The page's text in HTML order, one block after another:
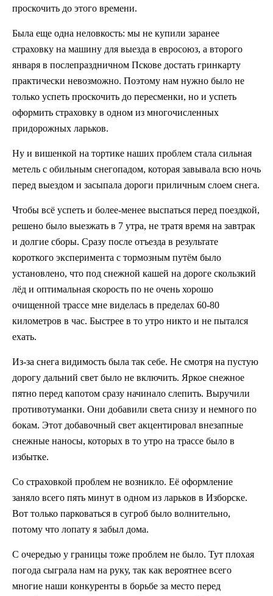
проскочить до этого времени.
Была еще одна неловкость: мы не купили заранее
страховку на машину для выезда в евросоюз, а второго
января в послепраздничном Пскове достать гринкарту
практически невозможно. Поэтому нам нужно было не
только успеть проскочить до пересменки, но и успеть
оформить страховку в одном из многочисленных
придорожных ларьков.
Ну и вишенкой на тортике наших проблем стала сильная
метель с обильным снегопадом, которая завывала всю ночь
перед выездом и засыпала дороги приличным слоем снега.
Чтобы всё успеть и более-менее выспаться перед поездкой,
решено было выезжать в 7 утра, не тратя время на завтрак
и долгие сборы. Сразу после отъезда в результате
короткого эксперимента с тормозным путём было
установлено, что под снежной кашей на дороге скользкий
лёд и оптимальная скорость по не очень хорошо
очищенной трассе мне виделась в пределах 60-80
километров в час. Быстрее в то утро никто и не пытался
ехать.
Из-за снега видимость была так себе. Не смотря на пустую
дорогу дальний свет было не включить. Яркое снежное
пятно перед капотом сразу начинало слепить. Выручили
противотуманки. Они добавили света снизу и немного по
бокам. Этот добавочный свет акцентировал внезапные
снежные наносы, которых в то утро на трассе было в
избытке.
Со страховкой проблем не возникло. Её оформление
заняло всего пять минут в одном из ларьков в Изборске.
Вот только парковаться в сугроб было волнительно,
потому что лопату я забыл дома.
С очередью у границы тоже проблем не было. Тут плохая
погода сыграла нам на руку, так как вероятнее всего
многие наши конкуренты в борьбе за место перед